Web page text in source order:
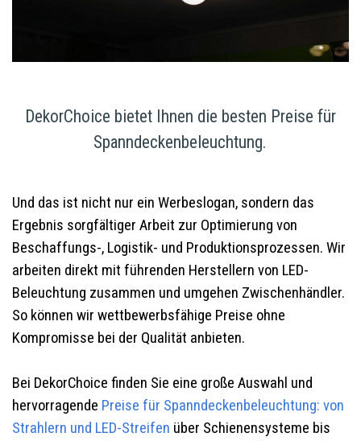
DekorChoice bietet Ihnen die besten Preise für
Spanndeckenbeleuchtung.
Und das ist nicht nur ein Werbeslogan, sondern das
Ergebnis sorgfältiger Arbeit zur Optimierung von
Beschaffungs-, Logistik- und Produktionsprozessen. Wir
arbeiten direkt mit führenden Herstellern von LED-
Beleuchtung zusammen und umgehen Zwischenhändler.
So können wir wettbewerbsfähige Preise ohne
Kompromisse bei der Qualität anbieten.
Bei DekorChoice finden Sie eine große Auswahl und
hervorragende Preise für Spanndeckenbeleuchtung: von
Strahlern und LED-Streifen über Schienensysteme bis